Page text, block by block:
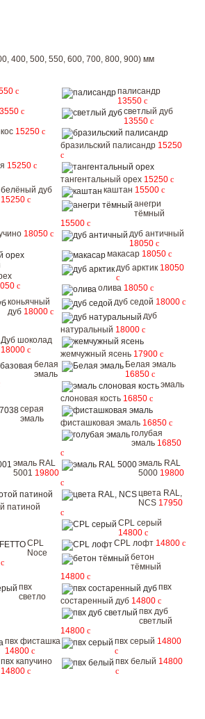
400, 500, 550, 600, 700, 800, 900) мм
c
палисандр
13550 c
c
светлый дуб
13550 c
15250 c
бразильский палисандр 15250
c
15250 c
тангентальный орех 15250 c
белёный дуб
15250 c
каштан 15500 c
анегри
тёмный
15500 c
18050 c
дуб античный
18050 c
c
макасар 18050 c
дуб арктик 18050
c
олива 18050 c
коньячный
дуб 18000 c
дуб седой 18000 c
дуб
натуральный 18000 c
Дуб шоколад
18000 c жемчужный ясень 17900 c
белая
эмаль
Белая эмаль
16850 c
эмаль
слоновая кость 16850 c
серая
эмаль
фисташковая эмаль 16850 c
голубая
эмаль 16850
c
эмаль RAL
5001 19800
эмаль RAL
5000 19800
c
патиной
цвета RAL,
NCS 17950
c
CPL серый
14800 c
CPL
Noce
c
CPL лофт 14800 c
бетон
тёмный
14800 c
пвх
светло
пвх
состаренный дуб 14800 c
пвх дуб
светлый
14800 c
пвх фисташка
14800 c
пвх серый 14800
c
пвх капучино
14800 c
пвх белый 14800
c